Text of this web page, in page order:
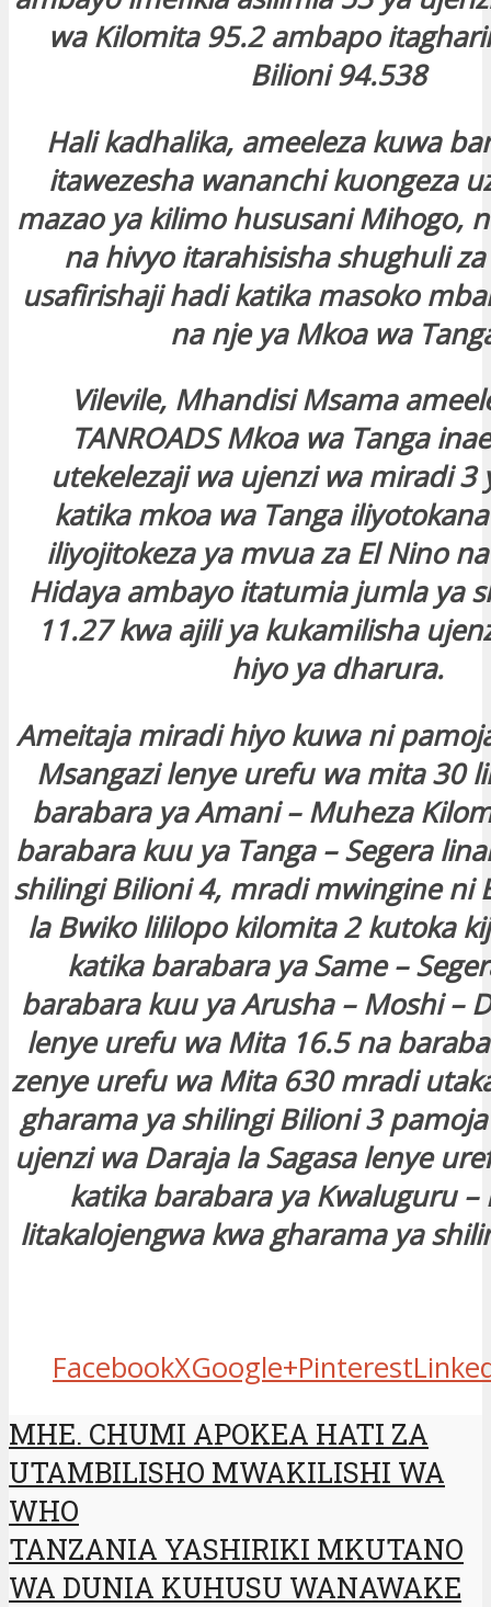
wa Kilomita 95.2 ambapo
Bilioni 94.538
Hali kadhalika, ameeleza kuwa
itawezesha wananchi kuongeza
mazao ya kilimo hususani Mihogo,
na hivyo itarahisisha shughuli
usafirishaji hadi katika masoko
na nje ya Mkoa wa
Vilevile, Mhandisi Msama
TANROADS Mkoa wa Tanga
utekelezaji wa ujenzi wa miradi 3
katika mkoa wa Tanga
iliyojitokeza ya mvua za El Nino
Hidaya ambayo itatumia jumla ya
11.27 kwa ajili ya kukamilisha
hiyo ya dharura.
Ameitaja miradi hiyo kuwa ni
Msangazi lenye urefu wa mita 30
barabara ya Amani – Muheza
barabara kuu ya Tanga – Segera
shilingi Bilioni 4, mradi mwingine ni
la Bwiko lililopo kilomita 2 kutoka
katika barabara ya Same –
barabara kuu ya Arusha – Moshi –
lenye urefu wa Mita 16.5 na
zenye urefu wa Mita 630 mradi
gharama ya shilingi Bilioni 3
ujenzi wa Daraja la Sagasa lenye
katika barabara ya Kwaluguru –
litakalojengwa kwa gharama ya
FacebookXGoogle+Pinterest
MHE. CHUMI APOKEA HATI ZA
UTAMBILISHO MWAKILISHI WA
WHO
TANZANIA YASHIRIKI MKUTANO
WA DUNIA KUHUSU WANAWAKE